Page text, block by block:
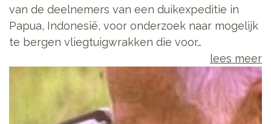
van de deelnemers van een duikexpeditie in
Papua, Indonesië, voor onderzoek naar mogelijk
te bergen vliegtuigwrakken die voor…
lees meer